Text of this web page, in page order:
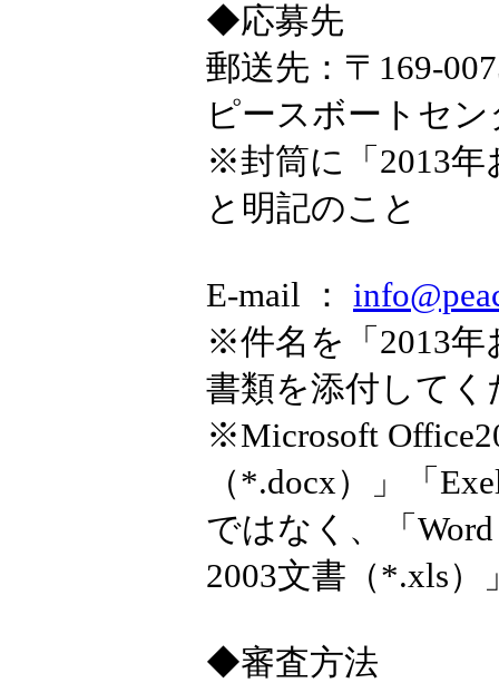
◆応募先
郵送先：〒169-
ピースボートセ
※封筒に「2013年
と明記のこと
E-mail ：
※件名を「2013年
書類を添付してく
※Microsoft
（*.docx）」「
ではなく、「
2003文書（*.xls
◆審査方法